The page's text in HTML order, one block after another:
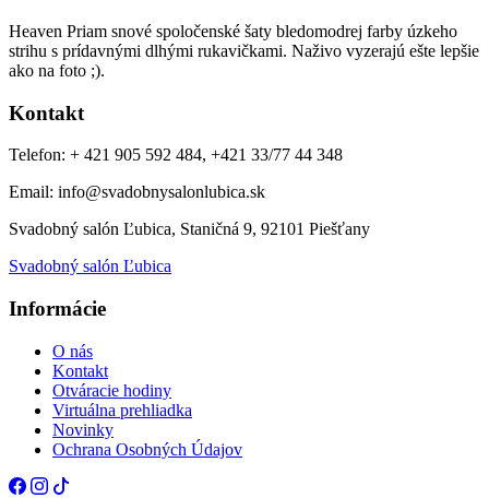
Heaven Priam snové spoločenské šaty bledomodrej farby úzkeho
strihu s prídavnými dlhými rukavičkami. Naživo vyzerajú ešte lepšie
ako na foto ;).
Kontakt
Telefon: + 421 905 592 484, +421 33/77 44 348
Email: info@svadobnysalonlubica.sk
Svadobný salón Ľubica, Staničná 9, 92101 Piešťany
Svadobný salón Ľubica
Informácie
O nás
Kontakt
Otváracie hodiny
Virtuálna prehliadka
Novinky
Ochrana Osobných Údajov